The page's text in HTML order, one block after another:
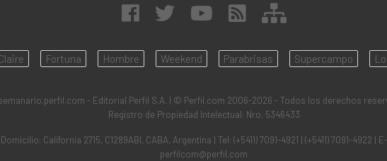
Fortuna Hombre Weekend Parabrisas Supercampo
- Editorial Perfil S.A. | © Perfil.com 2006-2026 - Todos los derechos
Registro de Propiedad Intelectual: Nro. 5346433
Domicilio: California 2715, C1289ABI, CABA, Argentina | Tel: (+5411) 7091-4921 | (+5411) 7091-4922 |
perfilcom@perfil.com